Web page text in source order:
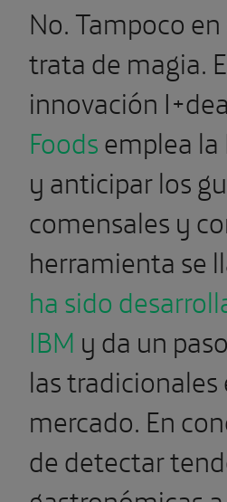
No. Tampoco
trata de magia.
innovación
Foodsemplea la
y anticipar los
comensales y
herramienta se
ha sido
IBM y da un
las
mercado. En
de detectar